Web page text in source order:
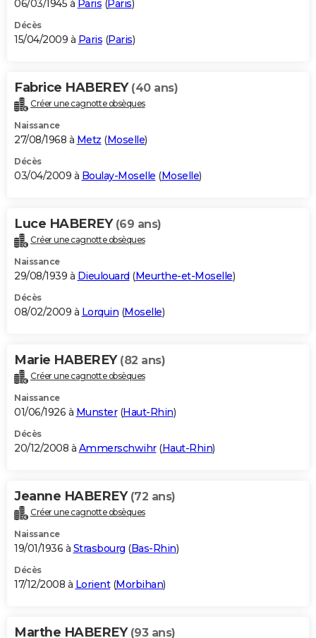
06/03/1945 à Paris (Paris)
Décès
15/04/2009 à Paris (Paris)
Fabrice HABEREY (40 ans)
Créer une cagnotte obsèques
Naissance
27/08/1968 à Metz (Moselle)
Décès
03/04/2009 à Boulay-Moselle (Moselle)
Luce HABEREY (69 ans)
Créer une cagnotte obsèques
Naissance
29/08/1939 à Dieulouard (Meurthe-et-Moselle)
Décès
08/02/2009 à Lorquin (Moselle)
Marie HABEREY (82 ans)
Créer une cagnotte obsèques
Naissance
01/06/1926 à Munster(Haut-Rhin)
Décès
20/12/2008 à Ammerschwihr(Haut-Rhin)
Jeanne HABEREY (72 ans)
Créer une cagnotte obsèques
Naissance
19/01/1936 à Strasbourg (Bas-Rhin)
Décès
17/12/2008 à Lorient(Morbihan)
Marthe HABEREY (93 ans)